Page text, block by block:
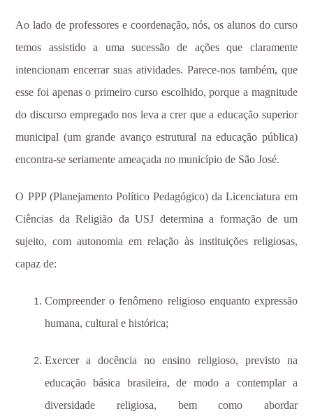
Ao lado de professores e coordenação, nós, os alunos do curso
temos assistido a uma sucessão de ações que claramente
intencionam encerrar suas atividades. Parece-nos também, que
esse foi apenas o primeiro curso escolhido, porque a magnitude
do discurso empregado nos leva a crer que a educação superior
municipal (um grande avanço estrutural na educação pública)
encontra-se seriamente ameaçada no município de São José.
O PPP (Planejamento Político Pedagógico) da Licenciatura em
Ciências da Religião da USJ determinaa formação de um
sujeito, com autonomia em relação às instituições religiosas,
capaz de:
Compreender o fenômeno religioso enquanto expressão
humana, cultural e histórica;
Exercer a docência no ensino religioso, previsto na
educação básica brasileira, de modo a contemplar a
diversidade religiosa, bem como abordar